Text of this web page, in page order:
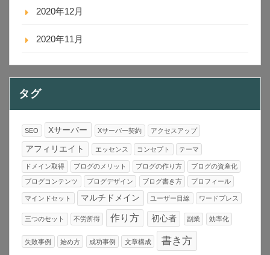
2020年12月
2020年11月
タグ
SEO Xサーバー Xサーバー契約 アクセスアップ
アフィリエイト エッセンス コンセプト テーマ
ドメイン取得 ブログのメリット ブログの作り方 ブログの資産化
ブログコンテンツ ブログデザイン ブログ書き方 プロフィール
マインドセット マルチドメイン ユーザー目線 ワードプレス
三つのセット 不労所得 作り方 初心者 副業 効率化
失敗事例 始め方 成功事例 文章構成 書き方